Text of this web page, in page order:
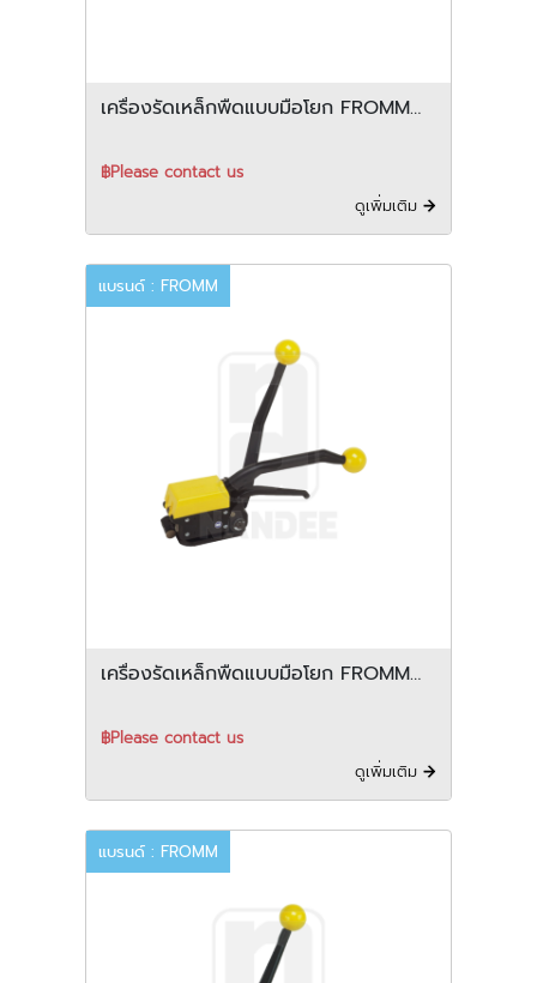
เครื่องรัดเหล็กพืดแบบมือโยก FROMM
฿Please contact us
ดูเพิ่มเติม
แบรนด์ : FROMM
เครื่องรัดเหล็กพืดแบบมือโยก FROMM
฿Please contact us
ดูเพิ่มเติม
แบรนด์ : FROMM